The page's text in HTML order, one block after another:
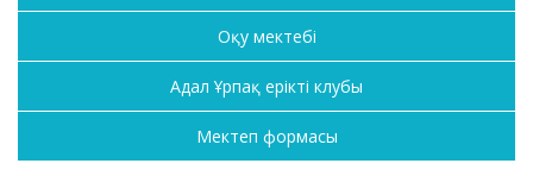
Оқу мектебі
Адал Ұрпақ ерікті клубы
Мектеп формасы